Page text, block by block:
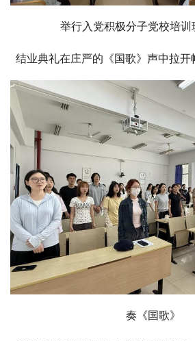
举行入党积极分子党校培训
结业典礼在庄严的《国歌》声中拉开
奏《国歌》